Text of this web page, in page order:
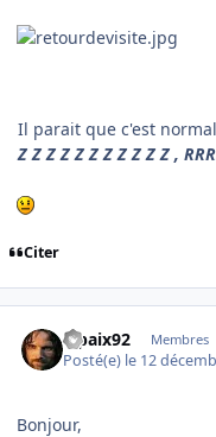
Il parait que c'est
Z Z Z Z Z Z Z Z Z Z Z ,
Citer
lapaix92 Membres
Posté(e) le 12
Bonjour,